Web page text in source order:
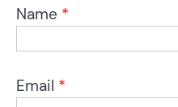
Name *
Email *